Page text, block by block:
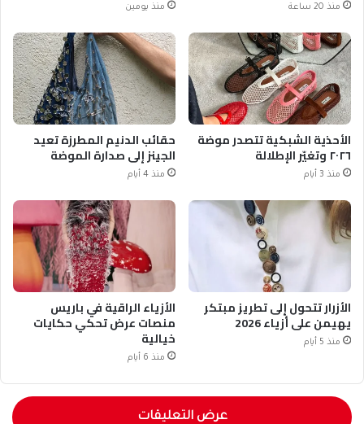
منذ 20 ساعة منذ يومين
الأحذية الشبكية تتصدر موضة
٢٠٢٦ وتغيّر الإطلالة
منذ 3 أيام
حقائب الدنيم المطرزة تعيد
الجينز إلى صدارة الموضة
منذ 4 أيام
الأزرار تتحول إلى تطريز مبتكر
يهيمن على أزياء 2026
منذ 5 أيام
الأزياء الراقية في باريس
منصات عرض تحكي حكايات
خيالية
منذ 6 أيام
عرض التعليقات